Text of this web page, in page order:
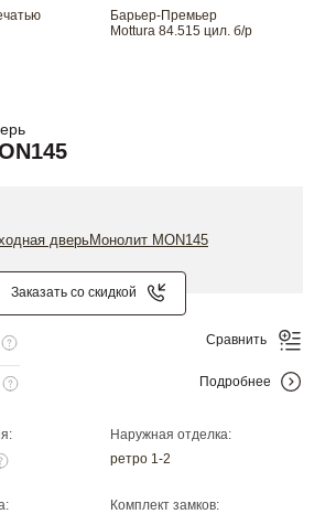
Барьер-Премьер
Mottura 84.515 цил. б/р
Заказать со скидкой
Наружная отделка:
ретро 1-2
Комплект замков:
Сравнить
Подробнее